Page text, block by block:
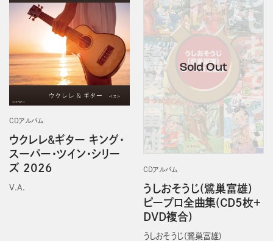
CDアルバム
ウクレレ&ギター キング・
スーパー・ツイン・シリー
ズ 2026
V.A.
CDアルバム
うしおそうじ(鷺巣富雄)
ピープロ全曲集(CD5枚＋
DVD複合)
うしおそうじ（鷺巣富雄)